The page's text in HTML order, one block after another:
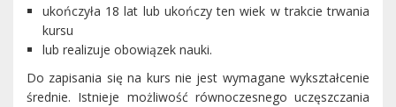
ukończyła 18 lat lub ukończy ten wiek w trakcie trwania
kursu
lub realizuje obowiązek nauki.
Do zapisania się na kurs nie jest wymagane wykształcenie
średnie. Istnieje możliwość równoczesnego uczęszczania